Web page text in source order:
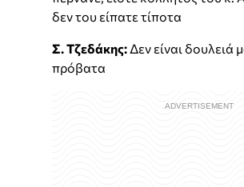
δεν του είπατε τίποτα
Σ. Τζεδάκης: Δεν είναι δουλειά
πρόβατα